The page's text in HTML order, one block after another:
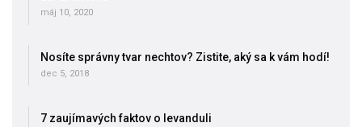
máj 10, 2020
Nosíte správny tvar nechtov? Zistite, aký sa k vám hodí!
dec 5, 2018
7 zaujímavých faktov o levanduli